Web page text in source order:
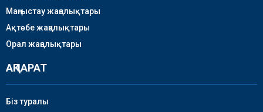
Маңғыстау жаңалықтары
Ақтөбе жаңалықтары
Орал жаңалықтары
АҚПАРАТ
Біз туралы